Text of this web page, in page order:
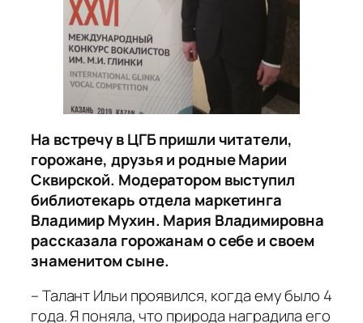
На встречу в ЦГБ пришли читатели,
горожане, друзья и родные Марии
Сквирской. Модератором выступил
библиотекарь отдела маркетинга
Владимир Мухин. Мария Владимировна
рассказала горожанам о себе и своем
знаменитом сыне.
– Талант Ильи проявился, когда ему было 4
года. Я поняла, что природа наградила его